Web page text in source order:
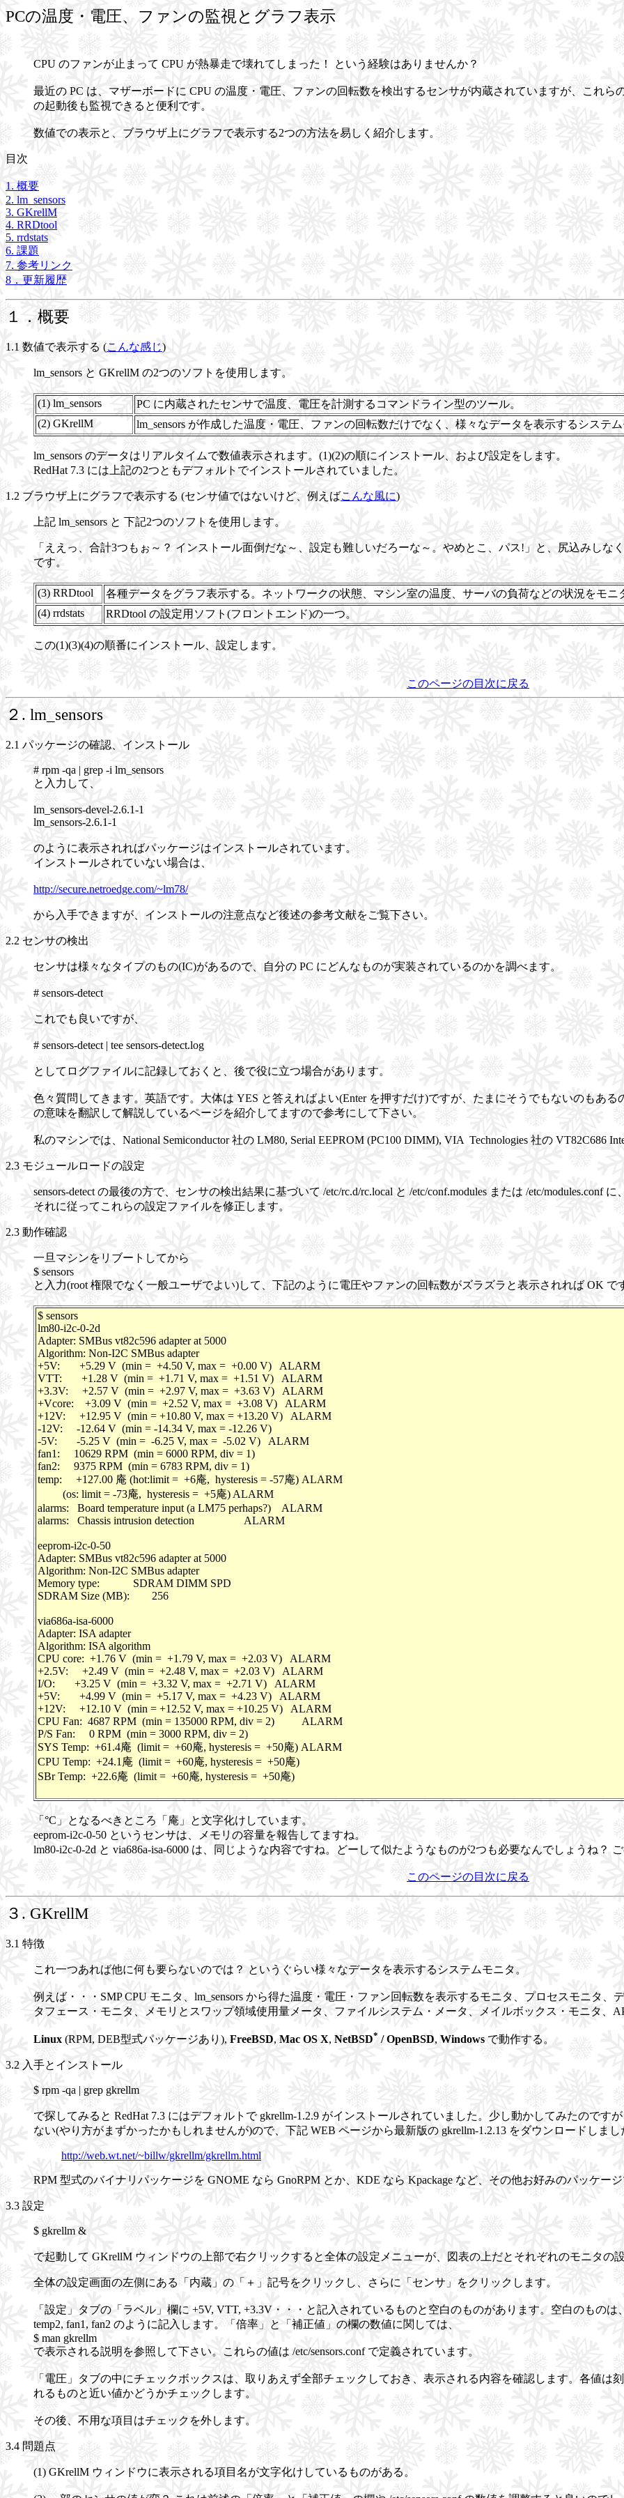
PCの温度・電圧、ファンの監視とグラフ表示
CPU のファンが止まって CPU が熱暴走で壊れてしまった！ という経験はありませんか？
最近の PC は、マザーボードに CPU の温度・電圧、ファンの回転数を検出するセンサが内蔵されていますが、これ
の起動後も監視できると便利です。
数値での表示と、ブラウザ上にグラフで表示する2つの方法を易しく紹介します。
目次
1. 概要
2. lm_sensors
3. GKrellM
4. RRDtool
5. rrdstats
6. 課題
7. 参考リンク
8．更新履歴
１．概要
1.1 数値で表示する (こんな感じ)
lm_sensors と GKrellM の2つのソフトを使用します。
(1) lm_sensors
PC に内蔵されたセンサで温度、電圧を計測するコマンドライン型のツール。
(2) GKrellM
lm_sensors が作成した温度・電圧、ファンの回転数だけでなく、様々なデータを表示するシステ
lm_sensors のデータはリアルタイムで数値表示されます。(1)(2)の順にインストール、および設定をします。
RedHat 7.3 には上記の2つともデフォルトでインストールされていました。
1.2 ブラウザ上にグラフで表示する (センサ値ではないけど、例えばこんな風に)
上記 lm_sensors と 下記2つのソフトを使用します。
「ええっ、合計3つもぉ～？ インストール面倒だな～、設定も難しいだろーな～。やめとこ、パス!」と、尻込みし
です。
(3) RRDtool
各種データをグラフ表示する。ネットワークの状態、マシン室の温度、サーバの負荷などの状況をモ
(4) rrdstats
RRDtool の設定用ソフト(フロントエンド)の一つ。
この(1)(3)(4)の順番にインストール、設定します。
このページの目次に戻る
２. lm_sensors
2.1 パッケージの確認、インストール
# rpm -qa | grep -i lm_sensors
と入力して、
lm_sensors-devel-2.6.1-1
lm_sensors-2.6.1-1
のように表示されればパッケージはインストールされています。
インストールされていない場合は、
http://secure.netroedge.com/~lm78/
から入手できますが、インストールの注意点など後述の参考文献をご覧下さい。
2.2 センサの検出
センサは様々なタイプのもの(IC)があるので、自分の PC にどんなものが実装されているのかを調べます。
# sensors-detect
これでも良いですが、
# sensors-detect | tee sensors-detect.log
としてログファイルに記録しておくと、後で役に立つ場合があります。
色々質問してきます。英語です。大体は YES と答えればよい(Enter を押すだけ)ですが、たまにそうでもないのもあ
の意味を翻訳して解説しているページを紹介してますので参考にして下さい。
私のマシンでは、National Semiconductor 社の LM80, Serial EEPROM (PC100 DIMM), VIA Technologies 社の VT82C686
2.3 モジュールロードの設定
sensors-detect の最後の方で、センサの検出結果に基づいて /etc/rc.d/rc.local と /etc/conf.modules または /etc/
それに従ってこれらの設定ファイルを修正します。
2.3 動作確認
一旦マシンをリブートしてから
$ sensors
と入力(root 権限でなく一般ユーザでよい)して、下記のように電圧やファンの回転数がズラズラと表示されれば OK で
$ sensors
lm80-i2c-0-2d
Adapter: SMBus vt82c596 adapter at 5000
Algorithm: Non-I2C SMBus adapter
+5V: +5.29 V (min = +4.50 V, max = +0.00 V) ALARM
VTT: +1.28 V (min = +1.71 V, max = +1.51 V) ALARM
+3.3V: +2.57 V (min = +2.97 V, max = +3.63 V) ALARM
+Vcore: +3.09 V (min = +2.52 V, max = +3.08 V) ALARM
+12V: +12.95 V (min = +10.80 V, max = +13.20 V) ALARM
-12V: -12.64 V (min = -14.34 V, max = -12.26 V)
-5V: -5.25 V (min = -6.25 V, max = -5.02 V) ALARM
fan1: 10629 RPM (min = 6000 RPM, div = 1)
fan2: 9375 RPM (min = 6783 RPM, div = 1)
temp: +127.00 庵 (hot:limit = +6庵, hysteresis = -57庵) ALARM
(os: limit = -73庵, hysteresis = +5庵) ALARM
alarms: Board temperature input (a LM75 perhaps?) ALARM
alarms: Chassis intrusion detection ALARM
eeprom-i2c-0-50
Adapter: SMBus vt82c596 adapter at 5000
Algorithm: Non-I2C SMBus adapter
Memory type: SDRAM DIMM SPD
SDRAM Size (MB): 256
via686a-isa-6000
Adapter: ISA adapter
Algorithm: ISA algorithm
CPU core: +1.76 V (min = +1.79 V, max = +2.03 V) ALARM
+2.5V: +2.49 V (min = +2.48 V, max = +2.03 V) ALARM
I/O: +3.25 V (min = +3.32 V, max = +2.71 V) ALARM
+5V: +4.99 V (min = +5.17 V, max = +4.23 V) ALARM
+12V: +12.10 V (min = +12.52 V, max = +10.25 V) ALARM
CPU Fan: 4687 RPM (min = 135000 RPM, div = 2) ALARM
P/S Fan: 0 RPM (min = 3000 RPM, div = 2)
SYS Temp: +61.4庵 (limit = +60庵, hysteresis = +50庵) ALARM
CPU Temp: +24.1庵 (limit = +60庵, hysteresis = +50庵)
SBr Temp: +22.6庵 (limit = +60庵, hysteresis = +50庵)
「°C」となるべきところ「庵」と文字化けしています。
eeprom-i2c-0-50 というセンサは、メモリの容量を報告してますね。
lm80-i2c-0-2d と via686a-isa-6000 は、同じような内容ですね。どーして似たようなものが2つも必要なんでしょうね？
このページの目次に戻る
３. GKrellM
3.1 特徴
これ一つあれば他に何も要らないのでは？ というぐらい様々なデータを表示するシステムモニタ。
例えば・・・SMP CPU モニタ、 lm_sensors から得た温度・電圧・ファン回転数を表示するモニタ、プロセスモニタ、
タフェース・モニタ、メモリとスワップ領域使用量メータ、ファイルシステム・メータ、メイルボックス・モニタ、
Linux (RPM, DEB型式パッケージあり), FreeBSD, Mac OS X, NetBSD* / OpenBSD, Windows で動作する。
3.2 入手とインストール
$ rpm -qa | grep gkrellm
で探してみると RedHat 7.3 にはデフォルトで gkrellm-1.2.9 がインストールされていました。少し動かしてみたので
ない(やり方がまずかったかもしれませんが)ので、下記 WEB ページから最新版の gkrellm-1.2.13 をダウンロードしまし
http://web.wt.net/~billw/gkrellm/gkrellm.html
RPM 型式のバイナリパッケージを GNOME なら GnoRPM とか、KDE なら Kpackage など、その他お好みのパッケー
3.3 設定
$ gkrellm &
で起動して GKrellM ウィンドウの上部で右クリックすると全体の設定メニューが、図表の上だとそれぞれのモニタの
全体の設定画面の左側にある「内蔵」の「＋」記号をクリックし、さらに「センサ」をクリックします。
「設定」タブの「ラベル」欄に +5V, VTT, +3.3V・・・と記入されているものと空白のものがあります。空白のもの
temp2, fan1, fan2 のように記入します。「倍率」と「補正値」の欄の数値に関しては、
$ man gkrellm
で表示される説明を参照して下さい。これらの値は /etc/sensors.conf で定義されています。
「電圧」タブの中にチェックボックスは、取りあえず全部チェックしておき、表示される内容を確認します。各値は
れるものと近い値かどうかチェックします。
その後、不用な項目はチェックを外します。
3.4 問題点
(1) GKrellM ウィンドウに表示される項目名が文字化けしているものがある。